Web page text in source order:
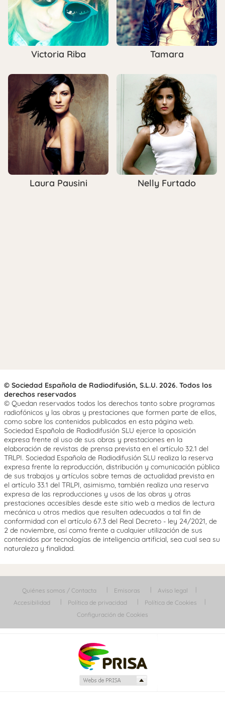
Victoria Riba Tamara
Laura Pausini Nelly Furtado
© Sociedad Española de Radiodifusión, S.L.U. 2026. Todos los
derechos reservados
© Quedan reservados todos los derechos tanto sobre programas
radiofónicos y las obras y prestaciones que formen parte de ellos,
como sobre los contenidos publicados en esta página web.
Sociedad Española de Radiodifusión SLU ejerce la oposición
expresa frente al uso de sus obras y prestaciones en la
elaboración de revistas de prensa prevista en el artículo 32.1 del
TRLPI. Sociedad Española de Radiodifusión SLU realiza la reserva
expresa frente la reproducción, distribución y comunicación pública
de sus trabajos y artículos sobre temas de actualidad prevista en
el artículo 33.1 del TRLPI, asimismo, también realiza una reserva
expresa de las reproducciones y usos de las obras y otras
prestaciones accesibles desde este sitio web a medios de lectura
mecánica u otros medios que resulten adecuados a tal fin de
conformidad con el artículo 67.3 del Real Decreto - ley 24/2021, de
2 de noviembre, así como frente a cualquier utilización de sus
contenidos por tecnologías de inteligencia artificial, sea cual sea su
naturaleza y finalidad.
Quiénes somos / Contacta Emisoras
Aviso legal
Accesibilidad
Política de privacidad
Política de Cookies
Configuración de Cookies